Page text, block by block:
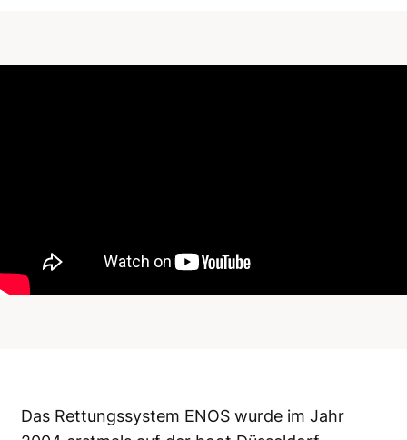
Das Rettungssystem ENOS wurde im Jahr